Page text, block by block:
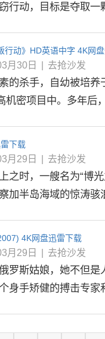
行动，目标是夺取一
行动》HD英语中字 4K网
月30日 去抢沙发
的杀手，自幼被培养
机密项目中。多年后
下载
月29日 去抢沙发
之时，一艘名为“博
加半岛海域的惊涛骇
4K网盘迅雷下载
月29日 去抢沙发
罗斯姑娘，她不但是
身手矫健的搏击专家